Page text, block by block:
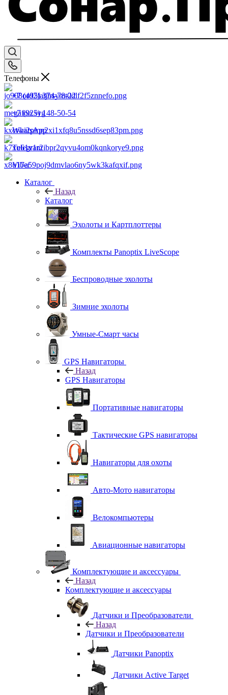
Телефоны
+7 (495) 374-78-22
+7 (925) 148-50-54
WhatsApp
Telegram
Viber
Каталог
Назад
Каталог
Эхолоты и Картплоттеры
Комплекты Panoptix LiveScope
Беспроводные эхолоты
Зимние эхолоты
Умные-Смарт часы
GPS Навигаторы
Назад
GPS Навигаторы
Портативные навигаторы
Тактические GPS навигаторы
Навигаторы для охоты
Авто-Мото навигаторы
Велокомпьютеры
Авиационные навигаторы
Комплектующие и аксессуары
Назад
Комплектующие и аксессуары
Датчики и Преобразователи
Назад
Датчики и Преобразователи
Датчики Panoptix
Датчики Active Target